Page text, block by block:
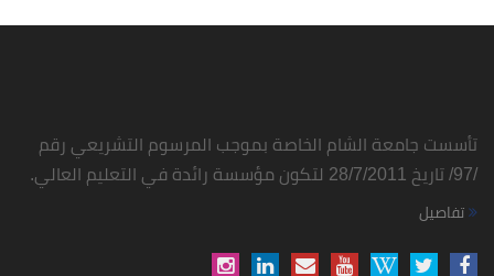
تأسست جامعة الشام الخاصة بموجب المرسوم التشريعي رقم
/97/ تاريخ 28/7/2011 لتكون مؤسسة رائدة في التعليم العالي.
تفاصيل